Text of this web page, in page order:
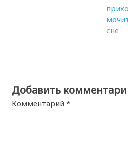
сне
Добавить
Комментарий*